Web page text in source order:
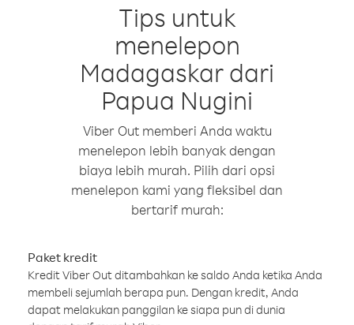
Tips untuk
menelepon
Madagaskar dari
Papua Nugini
Viber Out memberi Anda waktu
menelepon lebih banyak dengan
biaya lebih murah. Pilih dari opsi
menelepon kami yang fleksibel dan
bertarif murah:
Paket kredit
Kredit Viber Out ditambahkan ke saldo Anda ketika Anda
membeli sejumlah berapa pun. Dengan kredit, Anda
dapat melakukan panggilan ke siapa pun di dunia